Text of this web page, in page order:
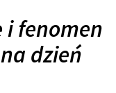
i fenomen
dzień